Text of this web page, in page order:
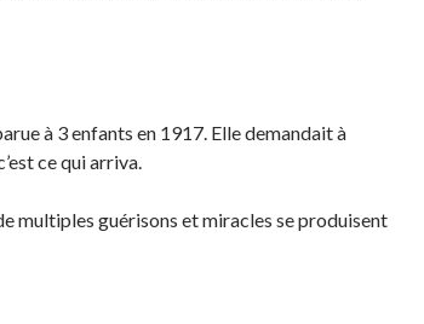
à 3 enfants en 1917. Elle demandait à
ce qui arriva.
multiples guérisons et miracles se produisent